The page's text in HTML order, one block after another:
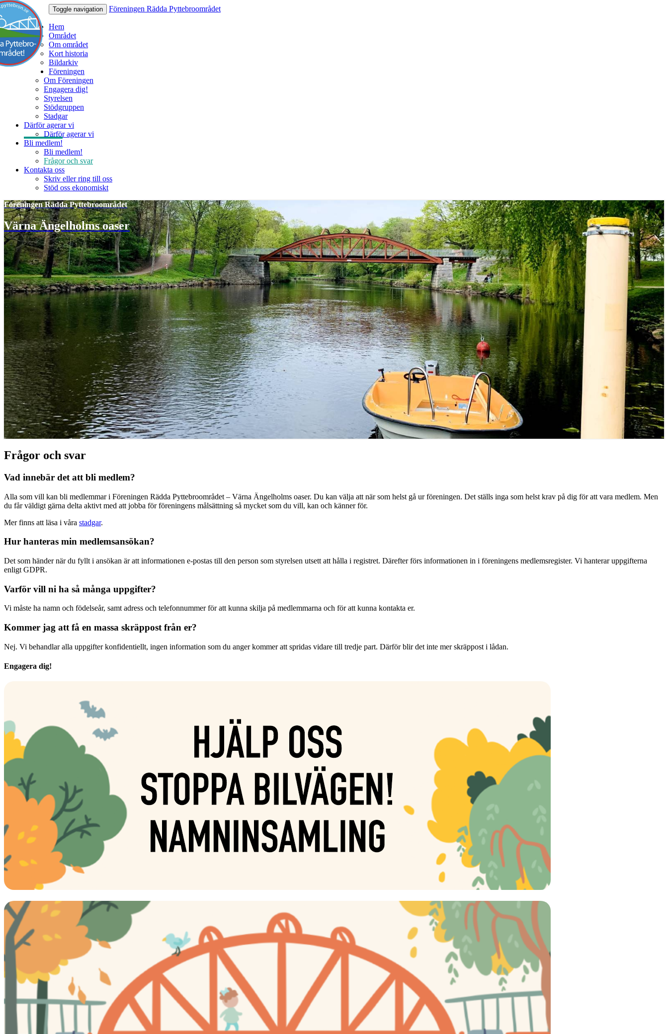
Toggle navigation Föreningen Rädda Pyttebroområdet
Hem
Området
Om området
Kort historia
Bildarkiv
Föreningen
Om Föreningen
Engagera dig!
Styrelsen
Stödgruppen
Stadgar
Därför agerar vi
Därför agerar vi
Bli medlem!
Bli medlem!
Frågor och svar
Kontakta oss
Skriv eller ring till oss
Stöd oss ekonomiskt
Föreningen Rädda Pyttebroområdet
Värna Ängelholms oaser
Frågor
och
Frågor och svar
Vad innebär det att bli medlem?
Alla som vill kan bli medlemmar i Föreningen Rädda Pyttebroområdet – Värna Ängelholms oaser. Du kan välja att när som helst gå ur föreningen. Det ställs inga som helst krav på dig för att vara medlem. Men
du får väldigt gärna delta aktivt med att jobba för föreningens målsättning så mycket som du vill, kan och känner för.
Mer finns att läsa i våra stadgar.
Hur hanteras min medlemsansökan?
Det som händer när du fyllt i ansökan är att informationen e-postas till den person som styrelsen utsett att hålla i registret. Därefter förs informationen in i föreningens medlemsregister. Vi hanterar uppgifterna
enligt GDPR.
Varför vill ni ha så många uppgifter?
Vi måste ha namn och födelseår, samt adress och telefonnummer för att kunna skilja på medlemmarna och för att kunna kontakta er.
Kommer jag att få en massa skräppost från er?
Nej. Vi behandlar alla uppgifter konfidentiellt, ingen information som du anger kommer att spridas vidare till tredje part. Därför blir det inte mer skräppost i lådan.
Engagera dig!